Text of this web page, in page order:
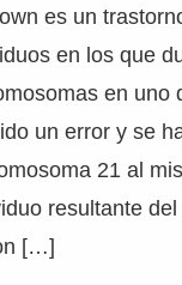
es un
en los que
en uno
un error y se
21 al
resultante
[…]